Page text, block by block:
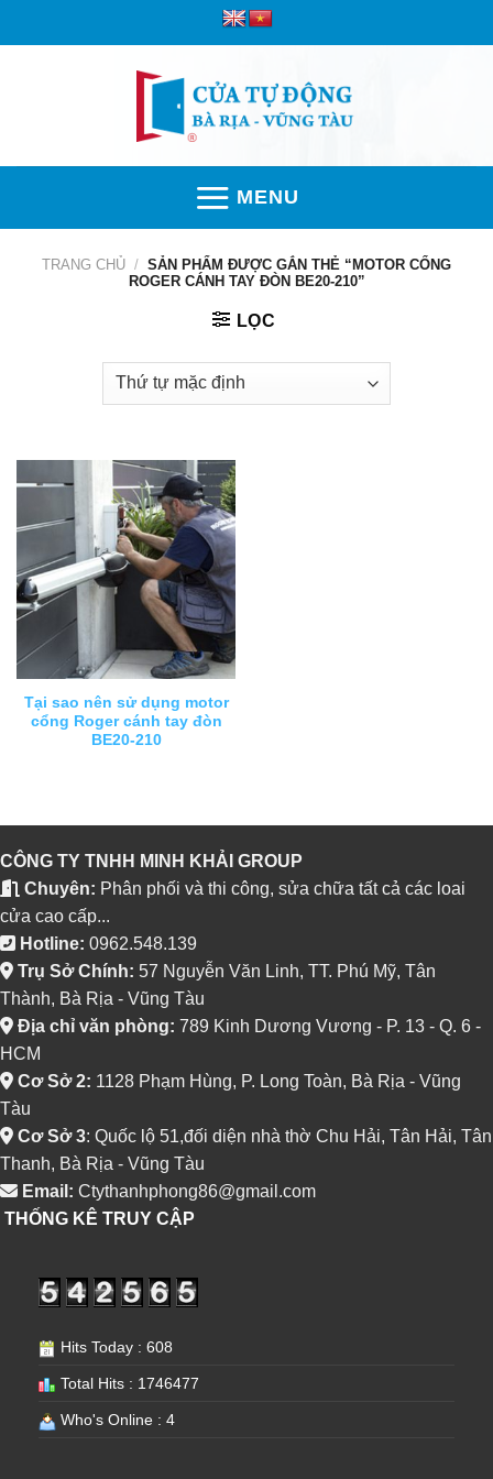
MENU
TRANG CHỦ / SẢN PHẨM ĐƯỢC GẮN THẺ “MOTOR CỔNG
ROGER CÁNH TAY ĐÒN BE20-210”
LỌC
Tại sao nên sử dụng motor
cổng Roger cánh tay đòn
BE20-210
CÔNG TY TNHH MINH KHẢI GROUP
Chuyên: Phân phối và thi công, sửa chữa tất cả các loai
cửa cao cấp...
Hotline: 0962.548.139
Trụ Sở Chính: 57 Nguyễn Văn Linh, TT. Phú Mỹ, Tân
Thành, Bà Rịa - Vũng Tàu
Địa chỉ văn phòng: 789 Kinh Dương Vương - P. 13 - Q. 6 -
HCM
Cơ Sở 2: 1128 Phạm Hùng, P. Long Toàn, Bà Rịa - Vũng
Tàu
Cơ Sở 3: Quốc lộ 51,đối diện nhà thờ Chu Hải, Tân Hải, Tân
Thanh, Bà Rịa - Vũng Tàu
Email: Ctythanhphong86@gmail.com
THỐNG KÊ TRUY CẬP
Hits Today : 608
Total Hits : 1746477
Who's Online : 4